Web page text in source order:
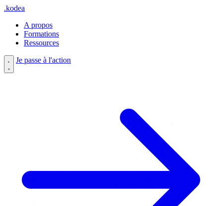
.kodea
A propos
Formations
Ressources
Je passe à l'action